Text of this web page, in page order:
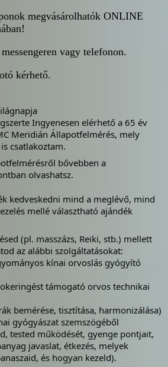
megvásárolhatók ONLINE
vagy telefonon.
kérhető.
Ingyenesen elérhető a 65 év
Meridián Állapotfelmérés, mely
csatlakoztam.
bővebben a
olvashatsz.
kedveskedni mind a meglévő, mind
mellé választható ajándék
(pl. masszázs, Reiki, stb.) mellett
az alábbi szolgáltatásokat:
kínai orvoslás gyógyító
támogató orvos technikai
bemérése, tisztítása, harmonizálása)
gyógyászat szemszögéből
tested működését, gyenge pontjait,
javaslat, étkezés, melyek
és hogyan kezeld).